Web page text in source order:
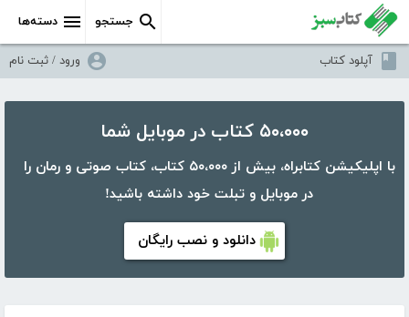
دسته‌ها جستجو
آپلود کتاب ورود / ثبت نام
۵۰،۰۰۰ کتاب در موبایل شما
با اپلیکیشن کتابراه، بیش از ۵۰،۰۰۰ کتاب، کتاب صوتی و رمان را
در موبایل و تبلت خود داشته باشید!
دانلود و نصب رایگان